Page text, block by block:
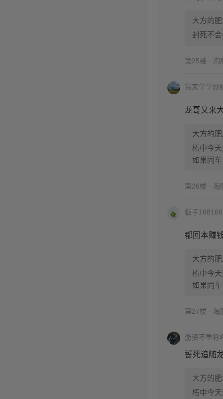
大方的
封死不
第25楼 · 淘
我来学学炒
龙哥又来
大方的
柘中今
如果同
第26楼 · 淘
板子168168
都回本赚
大方的
柘中今
如果同
第27楼 · 淘
游资不重称
誓死追随
大方的
柘中今